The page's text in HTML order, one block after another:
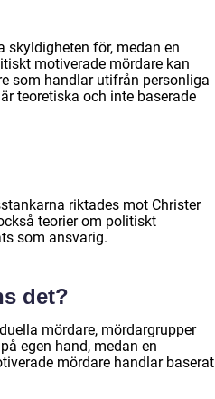
skyldigheten för, medan en
motiverade mördare kan
som handlar utifrån personliga
teoretiska och inte baserade
riktades mot Christer
teorier om politiskt
som ansvarig.
det?
mördare, mördargrupper
egen hand, medan en
mördare handlar baserat